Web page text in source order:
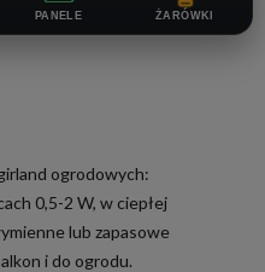
PANELE ŻARÓWKI
ogrodowych:
0,5-2 W, w ciepłej
lub zapasowe
i do ogrodu.